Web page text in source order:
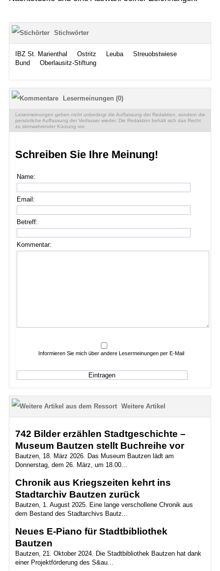
Stichwörter
IBZ St. Marienthal Ostritz Leuba
Streuobstwiese
Bund
Oberlausitz-Stiftung
Lesermeinungen (0)
Lesermeinungen geben nicht unbedingt die Auffassung der Redaktion, sondern die
persönliche Auffassung der Verfasser wieder. Die Redaktion behält sich das Recht
zu sinnwahrender Kürzung vor.
Schreiben Sie Ihre Meinung!
Name:
Email:
Betreff:
Kommentar:
Informieren Sie mich über andere Lesermeinungen per E-Mail
Weitere Artikel
742 Bilder erzählen Stadtgeschichte –
Museum Bautzen stellt Buchreihe vor
Bautzen, 18. März 2026. Das Museum Bautzen lädt am
Donnerstag, dem 26. März, um 18.00...
Chronik aus Kriegszeiten kehrt ins
Stadtarchiv Bautzen zurück
Bautzen, 1. August 2025. Eine lange verschollene Chronik aus
dem Bestand des Stadtarchivs Bautz...
Neues E-Piano für Stadtbibliothek
Bautzen
Bautzen, 21. Oktober 2024. Die Stadtbibliothek Bautzen hat dank
einer Projektförderung des S&au...